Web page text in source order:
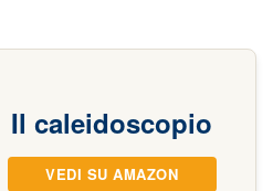
Il caleidoscopio
VEDI SU AMAZON